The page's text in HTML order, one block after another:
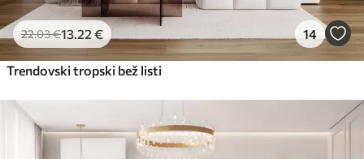
22.03€13 .22 € 14
Trendovski tropski bež listi